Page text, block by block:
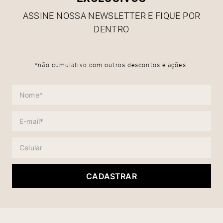
ASSINE NOSSA NEWSLETTER E FIQUE POR
DENTRO
*não cumulativo com outros descontos e ações.
CADASTRAR